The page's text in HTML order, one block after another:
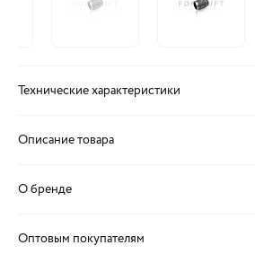
Технические характеристики
Описание товара
О бренде
Оптовым покупателям